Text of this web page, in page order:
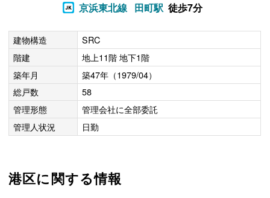
京浜東北線 田町駅 徒歩7分
建物構造
SRC
階建
地上11階 地下1階
築年月
築47年（1979/04）
総戸数
58
管理形態
管理会社に全部委託
管理人状況
日勤
港区に関する情報